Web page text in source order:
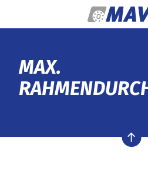
MAX.